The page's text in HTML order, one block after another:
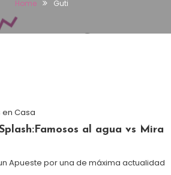
Home Guti
Casa
al agua vs Mira
Apueste por una de máxima actualidad